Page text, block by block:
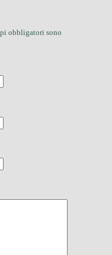
obbligatori sono